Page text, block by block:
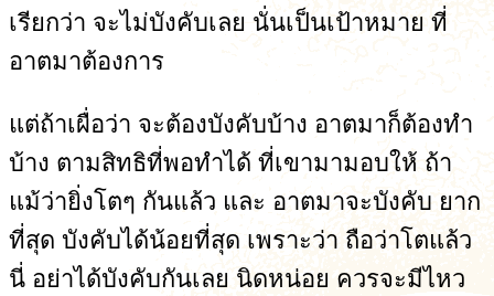
เรียกว่า จะไม่บังคับเลย นั่นเป็นเป้าหมาย ที่
อาตมาต้องการ
แต่ถ้าเผื่อว่า จะต้องบังคับบ้าง อาตมาก็ต้องทำ
บ้าง ตามสิทธิที่พอทำได้ ที่เขามามอบให้ ถ้า
แม้ว่ายิ่งโตๆ กันแล้ว และ อาตมาจะบังคับ ยาก
ที่สุด บังคับได้น้อยที่สุด เพราะว่า ถือว่าโตแล้ว
นี่ อย่าได้บังคับกันเลย นิดหน่อย ควรจะมีไหว